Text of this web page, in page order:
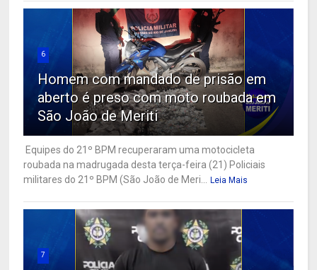
6
Homem com mandado de prisão em
aberto é preso com moto roubada em
São João de Meriti
Equipes do 21º BPM recuperaram uma motocicleta
roubada na madrugada desta terça-feira (21) Policiais
militares do 21º BPM (São João de Meri...
Leia Mais
7